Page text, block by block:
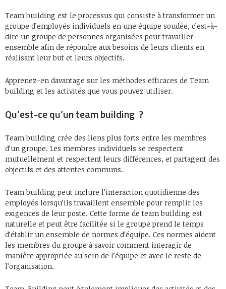
Team building est le processus qui consiste à transformer un
groupe d’employés individuels en une équipe soudée, c’est-à-
dire un groupe de personnes organisées pour travailler
ensemble afin de répondre aux besoins de leurs clients en
réalisant leur but et leurs objectifs.
Apprenez-en davantage sur les méthodes efficaces de Team
building et les activités que vous pouvez utiliser.
Qu’est-ce qu’un team building ?
Team building crée des liens plus forts entre les membres
d’un groupe. Les membres individuels se respectent
mutuellement et respectent leurs différences, et partagent des
objectifs et des attentes communs.
Team building peut inclure l’interaction quotidienne des
employés lorsqu’ils travaillent ensemble pour remplir les
exigences de leur poste. Cette forme de team building est
naturelle et peut être facilitée si le groupe prend le temps
d’établir un ensemble de normes d’équipe. Ces normes aident
les membres du groupe à savoir comment interagir de
manière appropriée au sein de l’équipe et avec le reste de
l’organisation.